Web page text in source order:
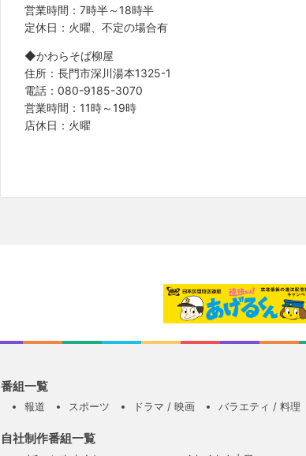
営業時間：7時半～18時半
定休日：火曜、不定の場合有
◆かわらそば柳屋
住所：長門市深川湯本1325-1
電話：080-9185-3070
営業時間：11時～19時
店休日：火曜
番組一覧
報道 スポーツ ドラマ / 映画 バラエティ / 料理
自社制作番組一覧